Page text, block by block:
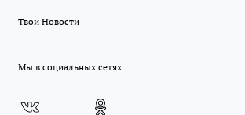
Твои Новости
Мы в социальных сетях